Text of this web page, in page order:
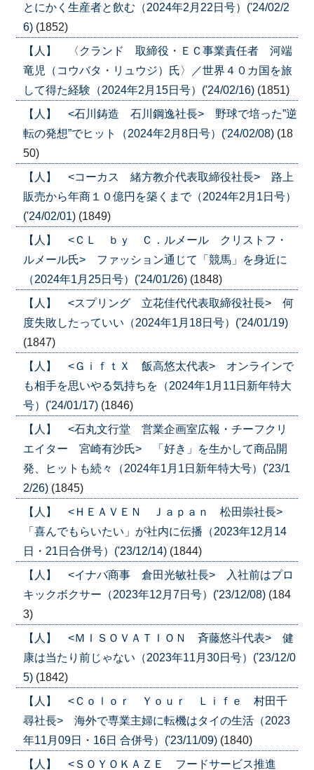
とにかく生産者と飲む（2024年2月22日号）('24/02/2
6) (1852)
【人】 〈クランド 取締役・ＥＣ事業責任者 河端
竜児（コウバタ・リュウジ）氏〉／世界４０カ国を旅
して得た経験（2024年2月15日号）('24/02/16) (1851)
【人】 <石川鋳造 石川鋼逸社長> 野球で培った”逆
転の発想”でヒット（2024年2月8日号）('24/02/08) (18
50)
【人】 <コーカス 緒方教介代表取締役社長> 路上
販売から年商１０億円を築くまで（2024年2月1日号）
('24/02/01) (1849)
【人】 <ＣＬ ｂｙ Ｃ．ルメール クリストフ・
ルメール氏> ファッション通じて「競馬」を身近に
（2024年1月25日号）('24/01/26) (1848)
【人】 <スプリング 立花佳代代表取締役社長> 何
度失敗したっていい（2024年1月18日号）('24/01/19)
(1847)
【人】 <ＧｉｆｔＸ 飯高悠太代表> オンラインで
も相手を思いやる気持ちを（2024年1月11日新年特大
号）('24/01/17) (1846)
【人】 <石丸文行堂 営業企画室広報・チーフクリ
エイター 宮崎有沙氏> 「好き」を生かして商品開
発、ヒットも続々（2024年1月1日新年特大号）('23/1
2/26) (1845)
【人】 <ＨＥＡＶＥＮ Ｊａｐａｎ 松田崇社長>
「喜んでもらいたい」が社内に伝播（2023年12月14
日・21日合併号）('23/12/14) (1844)
【人】 <イナバ商事 倉田光敏社長> 入社前はプロ
キックボクサー（2023年12月7日号）('23/12/08) (184
3)
【人】 <ＭＩＳＯＶＡＴＩＯＮ 斉藤悠斗代表> 健
康は当たり前じゃない（2023年11月30日号）('23/12/0
5) (1842)
【人】 <Ｃｏｌｏｒ Ｙｏｕｒ Ｌｉｆｅ 村田千
尋社長> 海外で専業主婦に転機はタイの生活（2023
年11月09日・16日 合併号）('23/11/09) (1840)
【人】 <ＳＯＹＯＫＡＺＥ フードサービス推進